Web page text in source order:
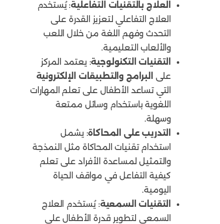
العلاج بالتقنيات التفاعلية: يُستخدم
العلاج التفاعلي لتعزيز القدرة على
التحدث وفهم اللغة من خلال اللعب
والألعاب التعليمية.
التقنيات التكنولوجية: يعتمد المركز
على
البرامج والتطبيقات الإلكترونية
التي تساعد الأطفال على تعلم المهارات
اللغوية باستخدام وسائل ممتعة
وسهلة.
التدريب على المحاكاة: يشمل
استخدام تقنيات المحاكاة مثل النمذجة
والتمثيل لمساعدة الأفراد على تعلم
كيفية التفاعل في مواقف الحياة
اليومية.
التقنيات السمعية: يُستخدم العلاج
السمعي لتطوير قدرة الأطفال على